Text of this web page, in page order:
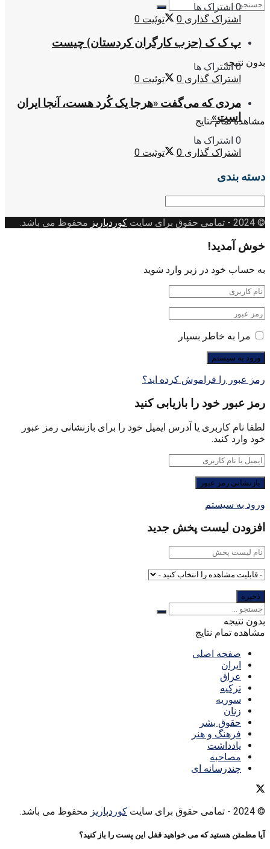
بدون نتیجه
مشاهده تمام نتایج
0 اشتراک ها
اشتراک گذاری 0 توئیت 0
پ ک ک (حزب کارگران کردستان) چیست
0 اشتراک ها
اشتراک گذاری 0 توئیت 0
مردی که می‌گفت «هرجا یک کُرد هست، آنجا ایران
است»
0 اشتراک ها
اشتراک گذاری 0 توئیت 0
دسته بندی
دسته
© 2024
- تمامی حقوق برای سایت کوردپاریز محفوظ می باشد.
خوش آمدید!
به حساب خود در زیر وارد شوید
مرا به خاطر بسپار
رمز عبور را فراموش کرده اید؟
رمز عبور خود را بازیابی کنید
لطفا نام کاربری یا آدرس ایمیل خود را برای بازنشانی رمز عبور
خود وارد کنید.
ورود به سیستم
افزودن لیست پخش جدید
بدون نتیجه
مشاهده تمام نتایج
صفحه اصلی
ایران
عراق
ترکیه
سوریه
زنان
حقوق بشر
فرهنگ و هنر
یادداشت
مصاحبه
چندرسانه ای
© 2024 - تمامی حقوق برای سایت کوردپاریز محفوظ می باشد.
آیا مطمئن هستید که می خواهید قفل این پست را باز کنید؟